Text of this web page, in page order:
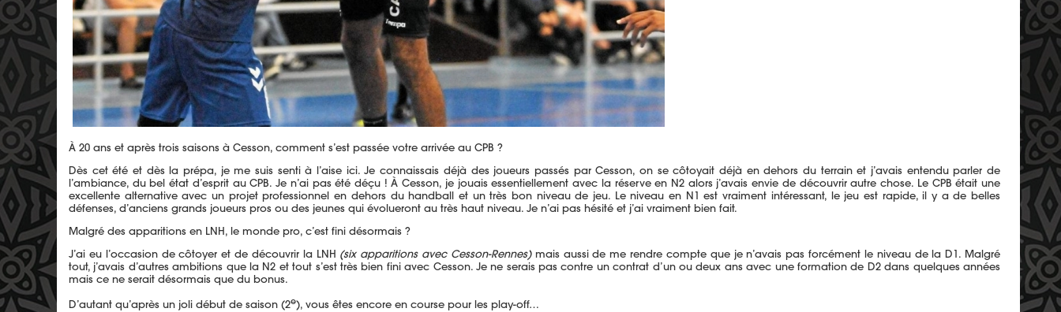
À 20 ans et après trois saisons à Cesson, comment s’est passée votre arrivée au CPB ?
Dès cet été et dès la prépa, je me suis senti à l’aise ici. Je connaissais déjà des joueurs passés par Cesson, on se côtoyait déjà en dehors du terrain et j’avais entendu parler de
l’ambiance, du bel état d’esprit au CPB. Je n’ai pas été déçu ! À Cesson, je jouais essentiellement avec la réserve en N2 alors j’avais envie de découvrir autre chose. Le CPB était une
excellente alternative avec un projet professionnel en dehors du handball et un très bon niveau de jeu. Le niveau en N1 est vraiment intéressant, le jeu est rapide, il y a de belles
défenses, d’anciens grands joueurs pros ou des jeunes qui évolueront au très haut niveau. Je n’ai pas hésité et j’ai vraiment bien fait.
Malgré des apparitions en LNH, le monde pro, c’est fini désormais ?
J’ai eu l’occasion de côtoyer et de découvrir la LNH (six apparitions avec Cesson-Rennes)mais aussi de me rendre compte que je n’avais pas forcément le niveau de la D1. Malgré
tout, j’avais d’autres ambitions que la N2 et tout s’est très bien fini avec Cesson. Je ne serais pas contre un contrat d’un ou deux ans avec une formation de D2 dans quelques années
mais ce ne serait désormais que du bonus.
D’autant qu’après un joli début de saison (2e), vous êtes encore en course pour les play-off…